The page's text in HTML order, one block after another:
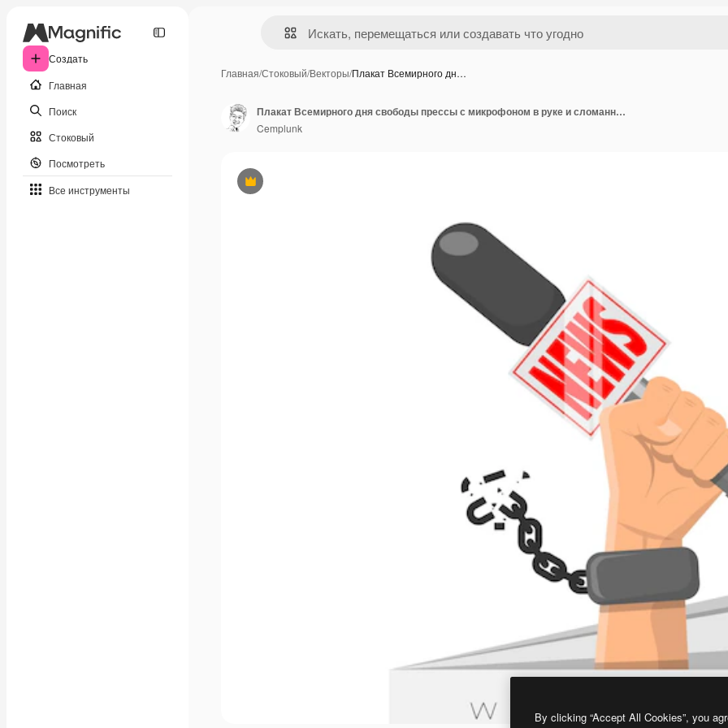
Создать
Главная
Поиск
Стоковый
Посмотреть
Все инструменты
Главная/Стоковый/Векторы/Плакат Всемирного дн…
Премиум
Плакат Всемирного дня свободы прессы с микрофоном в руке и сломанной цепью наручников
Cemplunk
By clicking “Accept All Cookies”, you